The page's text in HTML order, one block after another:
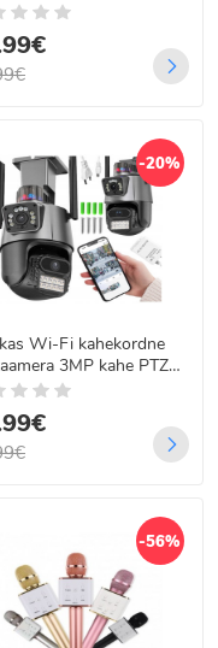
-20%
Wi-Fi kahekordne
3MP kahe PTZ
must
-56%